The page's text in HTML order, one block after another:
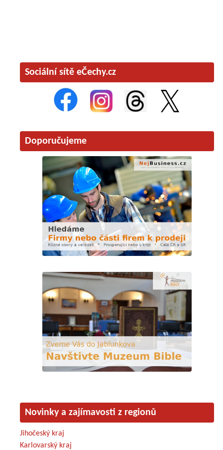
Sociální sítě eČechy.cz
Doporučujeme
Novinky a zajímavosti z regionů
Jihočeský kraj
Karlovarský kraj